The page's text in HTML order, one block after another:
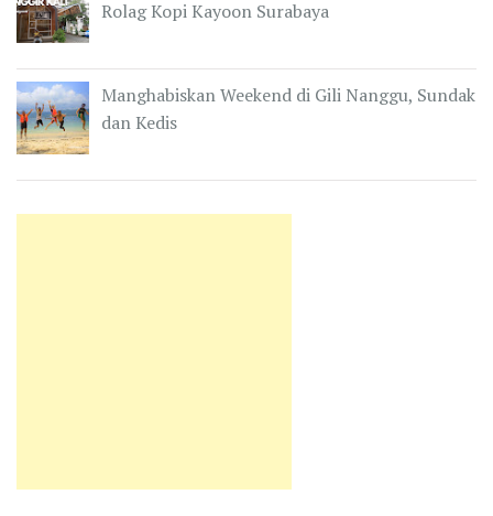
Rolag Kopi Kayoon Surabaya
Manghabiskan Weekend di Gili Nanggu, Sundak
dan Kedis